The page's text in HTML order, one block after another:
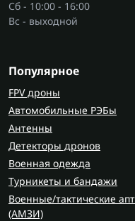
Современные
Когда люди
обычно обращают
популярными
Bosch, Liebherr и
производители
компрессоры и
теплоизоляцию
В каталоге
холодильники от
Сб - 10:00 - 16:00
Вс - выходной
Популярное
FPV дроны
Автомобильные РЭБы
Антенны
Детекторы дронов
Военная одежда
Турникеты и бандажи
Военные/тактические
(AMЗИ)